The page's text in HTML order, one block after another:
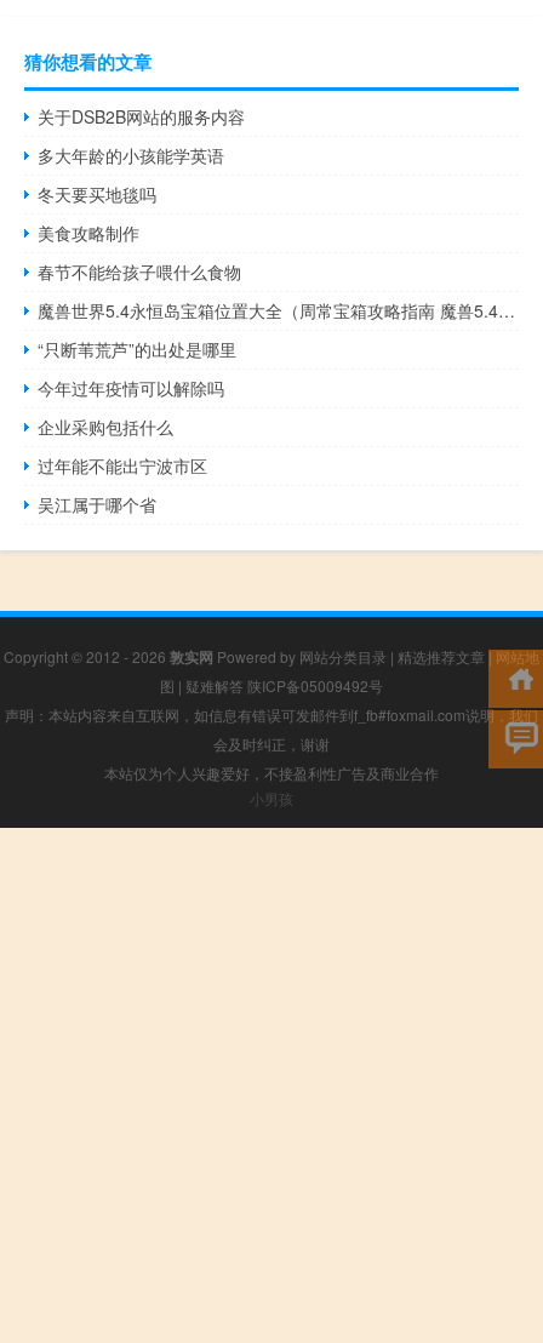
猜你想看的文章
关于DSB2B网站的服务内容
多大年龄的小孩能学英语
冬天要买地毯吗
美食攻略制作
春节不能给孩子喂什么食物
魔兽世界5.4永恒岛宝箱位置大全（周常宝箱攻略指南 魔兽5.4永恒岛宝箱位置详解及永恒装备入手指引 魔兽世界wow永恒岛宝箱坐标 魔兽世界4.3 野外宝箱位置）
“只断苇荒芦”的出处是哪里
今年过年疫情可以解除吗
企业采购包括什么
过年能不能出宁波市区
吴江属于哪个省
Copyright © 2012 - 2026 敦实网 Powered by 网站分类目录 | 精选推荐文章 |网站地
图 | 疑难解答 陕ICP备05009492号
声明：本站内容来自互联网，如信息有错误可发邮件到f_fb#foxmail.com说明，我们
会及时纠正，谢谢
本站仅为个人兴趣爱好，不接盈利性广告及商业合作
小男孩